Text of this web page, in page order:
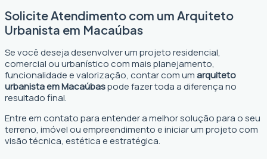
Solicite Atendimento com um Arquiteto
Urbanista em Macaúbas
Se você deseja desenvolver um projeto residencial,
comercial ou urbanístico com mais planejamento,
funcionalidade e valorização, contar com umarquiteto
urbanista em Macaúbaspode fazer toda a diferença no
resultado final.
Entre em contato para entender a melhor solução para o seu
terreno, imóvel ou empreendimento e iniciar um projeto com
visão técnica, estética e estratégica.